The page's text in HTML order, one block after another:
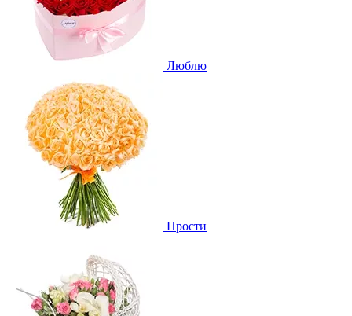
Люблю
Прости